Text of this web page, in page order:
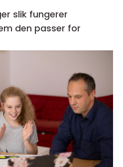
den passer for